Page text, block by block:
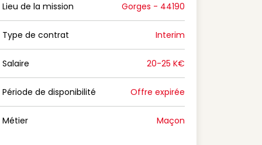
Lieu de la mission
Lieu de la mission Gorges - 44190
Type de contrat
Type de contrat Interim
Salaire
Salaire 20-25 K€
Période de disponibilité
Période de disponibilité Offre expirée
Métier Maçon